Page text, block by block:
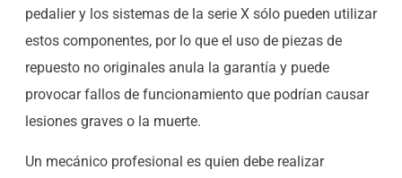
pedalier y los sistemas de la serie X sólo pueden utilizar
estos componentes, por lo que el uso de piezas de
repuesto no originales anula la garantía y puede
provocar fallos de funcionamiento que podrían causar
lesiones graves o la muerte.
Un mecánico profesional es quien debe realizar